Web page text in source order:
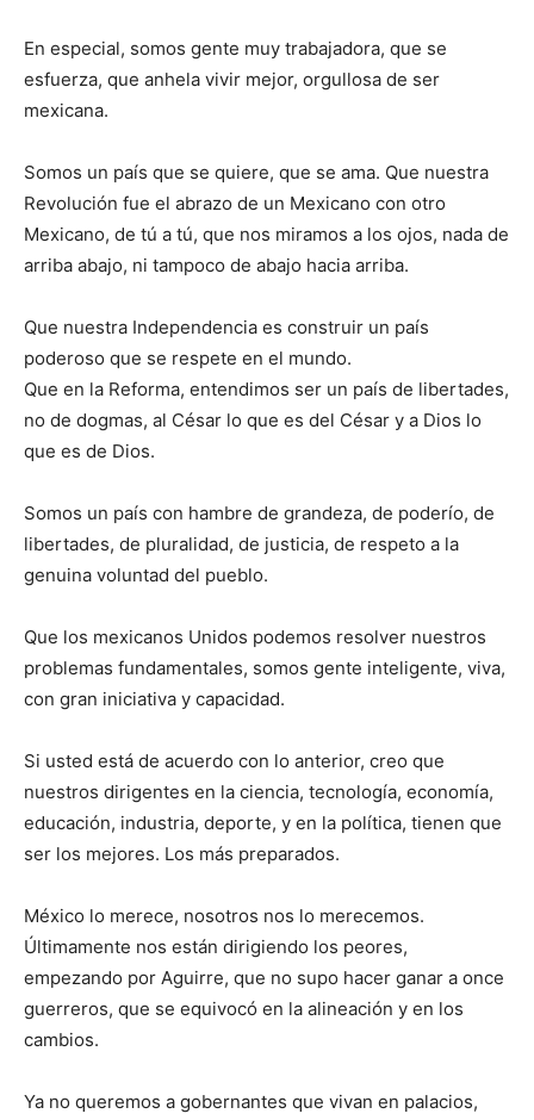
En especial, somos gente muy trabajadora, que se
esfuerza, que anhela vivir mejor, orgullosa de ser
mexicana.
Somos un país que se quiere, que se ama. Que nuestra
Revolución fue el abrazo de un Mexicano con otro
Mexicano, de tú a tú, que nos miramos a los ojos, nada de
arriba abajo, ni tampoco de abajo hacia arriba.
Que nuestra Independencia es construir un país
poderoso que se respete en el mundo.
Que en la Reforma, entendimos ser un país de libertades,
no de dogmas, al César lo que es del César y a Dios lo
que es de Dios.
Somos un país con hambre de grandeza, de poderío, de
libertades, de pluralidad, de justicia, de respeto a la
genuina voluntad del pueblo.
Que los mexicanos Unidos podemos resolver nuestros
problemas fundamentales, somos gente inteligente, viva,
con gran iniciativa y capacidad.
Si usted está de acuerdo con lo anterior, creo que
nuestros dirigentes en la ciencia, tecnología, economía,
educación, industria, deporte, y en la política, tienen que
ser los mejores. Los más preparados.
México lo merece, nosotros nos lo merecemos.
Últimamente nos están dirigiendo los peores,
empezando por Aguirre, que no supo hacer ganar a once
guerreros, que se equivocó en la alineación y en los
cambios.
Ya no queremos a gobernantes que vivan en palacios,